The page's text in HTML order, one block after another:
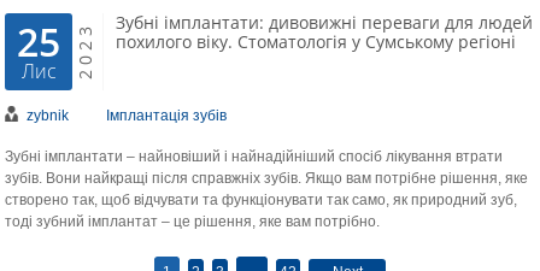
25
Лис 2023
Зубні імплантати: дивовижні переваги для людей
похилого віку. Стоматологія у Сумському регіоні
zybnik Імплантація зубів
Зубні імплантати – найновіший і найнадійніший спосіб лікування втрати
зубів. Вони найкращі після справжніх зубів. Якщо вам потрібне рішення, яке
створено так, щоб відчувати та функціонувати так само, як природний зуб,
тоді зубний імплантат – це рішення, яке вам потрібно.